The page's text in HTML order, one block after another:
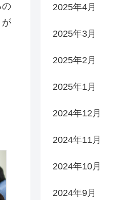
の
が
2025年4月
2025年3月
2025年2月
2025年1月
2024年12月
2024年11月
2024年10月
2024年9月